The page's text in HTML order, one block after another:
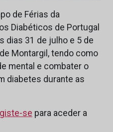
de Férias da
Diabéticos de Portugal
dias 31 de julho e 5 de
Montargil, tendo como
mental e combater o
diabetes durante as
se para aceder a